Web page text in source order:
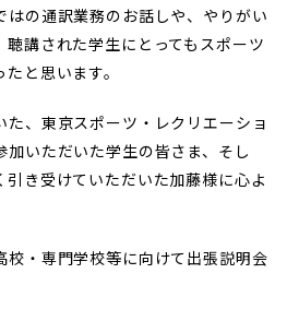
はの通訳業務のお話しや、やりがい
講された学生にとってもスポーツ
と思います。
た、東京スポーツ・レクリエーショ
加いただいた学生の皆さま、そし
き受けていただいた加藤様に心よ
校・専門学校等に向けて出張説明会